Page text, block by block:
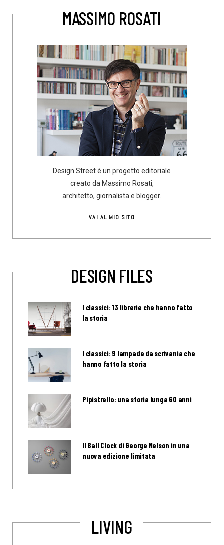
MASSIMO ROSATI
Design Street è un progetto editoriale
creato da Massimo Rosati,
architetto, giornalista e blogger.
VAI AL MIO SITO
DESIGN FILES
I classici: 13 librerie che hanno fatto
la storia
I classici: 9 lampade da scrivania che
hanno fatto la storia
Pipistrello: una storia lunga 60 anni
Il Ball Clock di George Nelson in una
nuova edizione limitata
LIVING